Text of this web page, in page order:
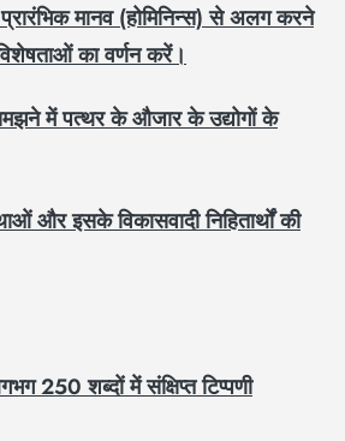
मानव (होमिनिन्स) से अलग करने
का वर्णन करें।
में पत्थर के औजार के उद्योगों के
और इसके विकासवादी निहितार्थों की
250शब्दों में संक्षिप्त टिप्पणी